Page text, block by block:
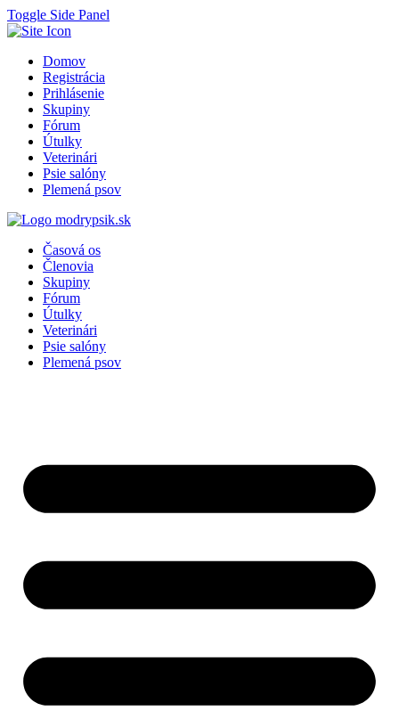
Toggle Side Panel
Domov
Registrácia
Prihlásenie
Skupiny
Fórum
Útulky
Veterinári
Psie salóny
Plemená psov
Časová os
Členovia
Skupiny
Fórum
Útulky
Veterinári
Psie salóny
Plemená psov